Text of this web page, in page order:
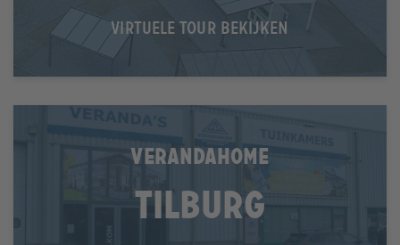
VIRTUELE TOUR BEKIJKEN
VERANDAHOME
Tilburg